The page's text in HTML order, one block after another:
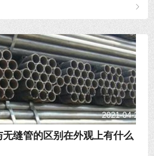
2021-04-20
缝管的区别在外观上有什么